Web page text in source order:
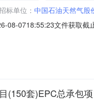
标单位： 中国石油天然气股
08-0718:55:23文件获取
分公司招标专业机构：中
(150套)EPC总承包